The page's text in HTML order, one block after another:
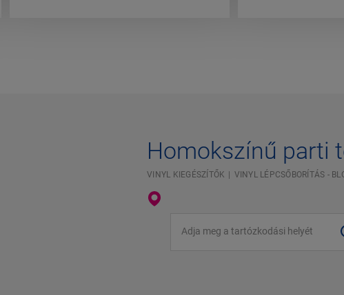
Homokszínű parti
VINYL KIEGÉSZÍTŐK VINYL LÉPCSŐBORÍTÁS -